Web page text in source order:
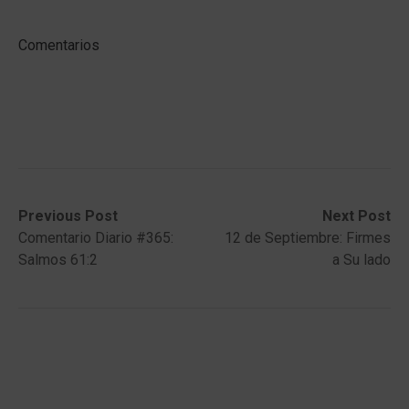
Comentarios
Post
navigation
Previous Post
Previous
post:Comentario Diario #365:
Salmos 61:2
Next Post
Next
post:
12 de Septiembre: Firmes
a Su lado